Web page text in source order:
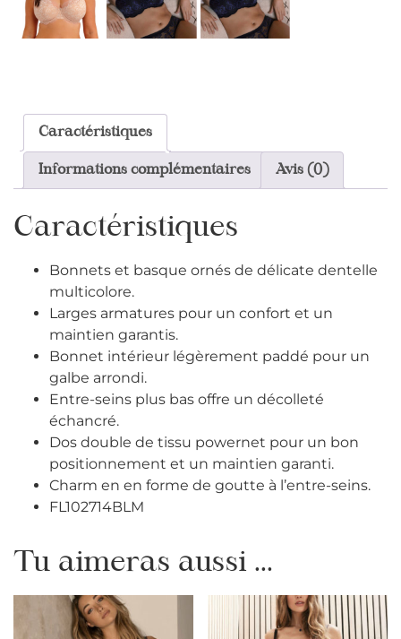
Caractéristiques
Informations complémentaires Avis (0)
Caractéristiques
Bonnets et basque ornés de délicate dentelle
multicolore.
Larges armatures pour un confort et un
maintien garantis.
Bonnet intérieur légèrement paddé pour un
galbe arrondi.
Entre-seins plus bas offre un décolleté
échancré.
Dos double de tissu powernet pour un bon
positionnement et un maintien garanti.
Charm en en forme de goutte à l’entre-seins.
FL102714BLM
Tu aimeras aussi ...